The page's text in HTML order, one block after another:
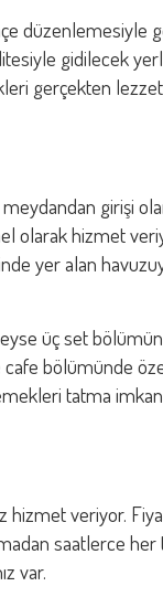
düzenlemesiyle
gidilecek
gerçekten
meydandan girişi
olarak hizmet
yer alan
üç set
cafe bölümünde
tatma
hizmet veriyor.
saatlerce
var.